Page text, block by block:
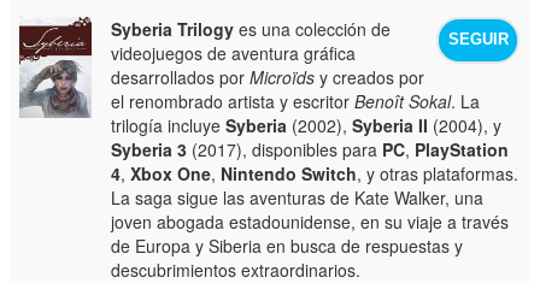
SEGUIR
Syberia Trilogy es una colección de
videojuegos de aventura gráfica
desarrollados porMicroïds y creados por
el renombrado artista y escritorBenoît Sokal. La
trilogía incluyeSyberia (2002),Syberia II (2004), y
Syberia 3 (2017), disponibles para PC, PlayStation
4,Xbox One, Nintendo Switch, y otras plataformas.
La saga sigue las aventuras de Kate Walker, una
joven abogada estadounidense, en su viaje a través
de Europa y Siberia en busca de respuestas y
descubrimientos extraordinarios.